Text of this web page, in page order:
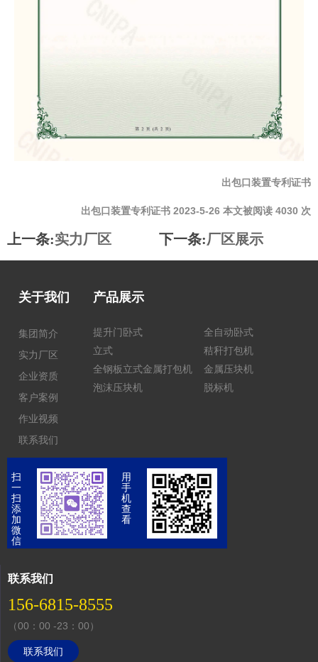
出包口装置专利证书
出包口装置专利证书 2023-5-26 本文被阅读 4030 次
上一条:实力厂区 下一条:厂区展示
关于我们
集团简介
实力厂区
企业资质
客户案例
作业视频
联系我们
产品展示
提升门卧式
全自动卧式
立式
秸秆打包机
全钢板立式金属打包机
金属压块机
泡沫压块机
脱标机
扫
一
扫
添
加
微
信
用
手
机
查
看
联系我们
156-6815-8555
（00：00 -23：00）
联系我们